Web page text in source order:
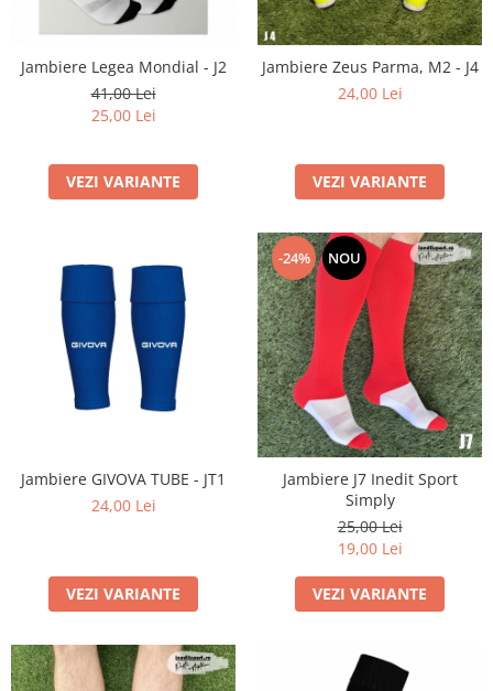
Bidoane si termosuri sportive
Jambiere Legea Mondial - J2
41,00 Lei
25,00 Lei
VEZI VARIANTE
Jambiere Zeus Parma, M2 - J4
24,00 Lei
VEZI VARIANTE
Jambiere GIVOVA TUBE - JT1
24,00 Lei
VEZI VARIANTE
-24% NOU
Jambiere J7 Inedit Sport
Simply
25,00 Lei
19,00 Lei
VEZI VARIANTE